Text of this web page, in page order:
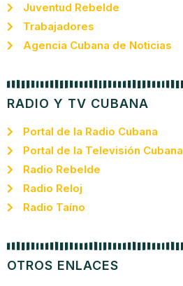
Juventud Rebelde
Trabajadores
Agencia Cubana de Noticias
RADIO Y TV CUBANA
Portal de la Radio Cubana
Portal de la Televisión Cubana
Radio Rebelde
Radio Reloj
Radio Taíno
OTROS ENLACES